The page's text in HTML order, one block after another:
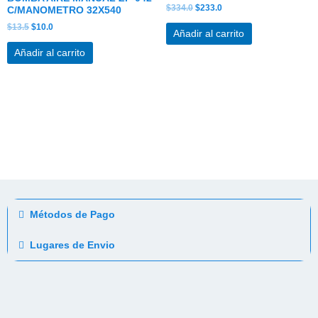
C/MANOMETRO 32X540
$13.5 $10.0
Añadir al carrito
$334.0 $233.0
Añadir al carrito
Métodos de Pago
Lugares de Envio